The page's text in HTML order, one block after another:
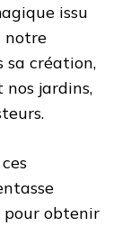
issu
notre
sa création,
jardins,
pour obtenir